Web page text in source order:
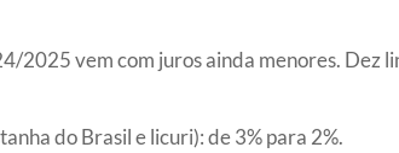
2025 vem com juros ainda menores. Dez
do Brasil e licuri): de 3% para 2%.